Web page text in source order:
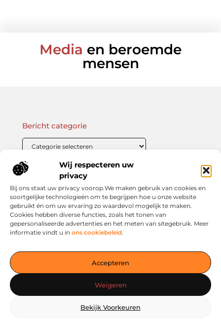
Wij respecteren uw
privacy
Bij ons staat uw privacy voorop.We maken gebruik van cookies en
soortgelijke technologieën om te begrijpen hoe u onze website
gebruikt én om uw ervaring zo waardevol mogelijk te maken.
Cookies hebben diverse functies, zoals het tonen van
gepersonaliseerde advertenties en het meten van sitegebruik. Meer
informatie vindt u in ons cookiebeleid.
Accepteren
Weigeren
Bekijk Voorkeuren
Media en beroemde
mensen
tips voor een bewuster en slimmer leven. Alles overzichtelijk
verzameld op één platform. Begin vandaag nog op living-
smart.nl!
Onze informatie
Bericht categorie